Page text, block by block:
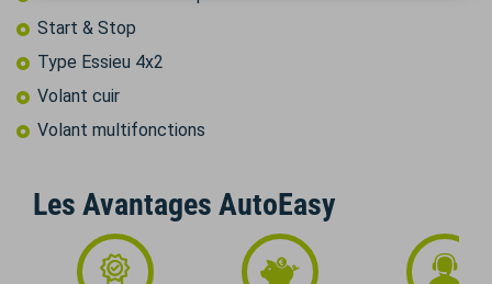
Start & Stop
Type Essieu 4x2
Volant cuir
Volant multifonctions
Les Avantages AutoEasy